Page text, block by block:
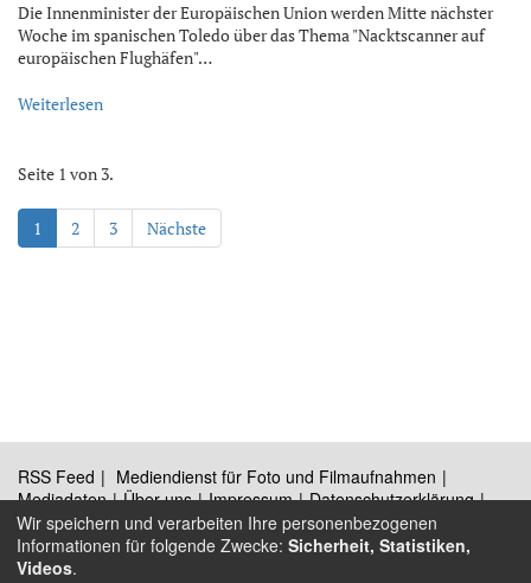
Die Innenminister der Europäischen Union werden Mitte nächster
Woche im spanischen Toledo über das Thema "Nacktscanner auf
europäischen Flughäfen"…
Weiterlesen
Seite 1 von 3.
1 2 3 Nächste
RSS Feed
Mediendienst für Foto und Filmaufnahmen
Mediadaten
Über uns Impressum
Datenschutzerklärung
Kontakt
Wir speichern und verarbeiten Ihre personenbezogenen
Informationen für folgende Zwecke: Sicherheit, Statistiken,
Videos.